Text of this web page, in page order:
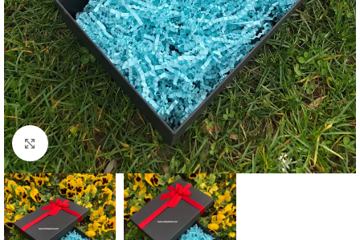
Click to enlarge